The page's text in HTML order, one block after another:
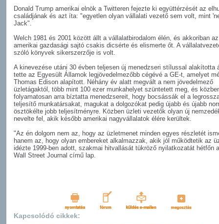
Donald Trump amerikai elnök a Twitteren fejezte ki együttérzését az
családjának és azt íta: "egyetlen olyan vállalati vezető sem volt, mint
Jack".
Welch 1981 és 2001 között állt a vállalatbirodalom élén, és akkoriban az
amerikai gazdasági sajtó csakis dicsérte és elismerte őt. A
szóló könyvek sikerszerzője is volt.
A kinevezése utáni 30 évben teljesen új menedzseri stílussal alakította
tette az Egyesült Államok legjövedelmezőbb cégévé a GE-t, amelyet
Thomas Edison alapított. Néhány év alatt megvált a nem jövedelmező
üzletágaktól, több mint 100 ezer munkahelyet szüntetett meg, és
folyamatosan arra bíztatta menedzsereit, hogy bocsássák el a
teljesítő munkatársakat, magukat a dolgozókat pedig újabb és újabb
ösztökélte jobb teljesítményre. Közben üzleti vezetők olyan új
nevelte fel, akik később amerikai nagyvállalatok élére kerültek.
"Az én dolgom nem az, hogy az üzletmenet minden egyes részletét
hanem az, hogy olyan embereket alkalmazzak, akik jól működtetik az
idézte 1999-ben adott, szakmai hitvallását tükröző nyilatkozatát hétfőn
Wall Street Journal című lap.
Kapcsolódó cikkek: